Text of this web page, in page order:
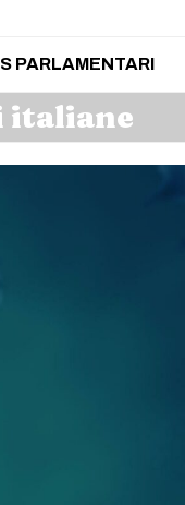
PARLAMENTARI
italiane